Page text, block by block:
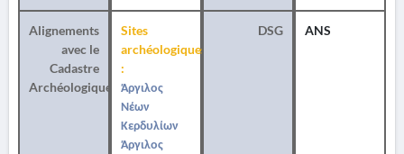
Alignements
avec le
Cadastre
Archéologique
Sites
archéologiques
:
Άργιλος
Νέων
Κερδυλίων
Άργιλος
DSG ANS